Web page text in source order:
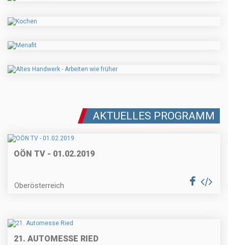
AKTUELLES PROGRAMM
OÖN TV - 01.02.2019
Oberösterreich
21. AUTOMESSE RIED